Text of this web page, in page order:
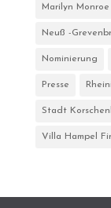
Marilyn Monroe
Neuß -
Nominierung
Presse
Stadt
Villa Hampel